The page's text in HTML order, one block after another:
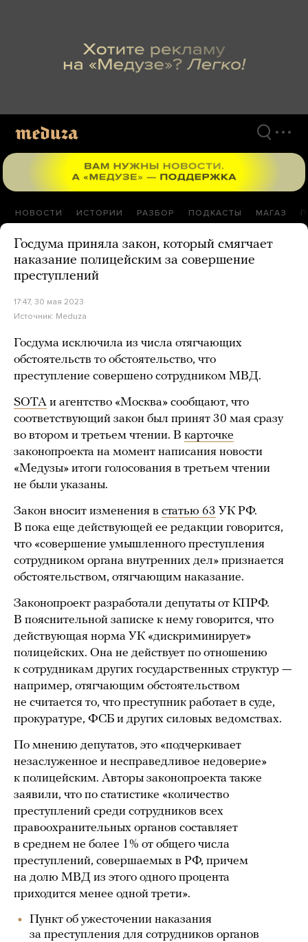
НОВОСТИ ИСТОРИИ РАЗБОР ПОДКАСТЫ МАГАЗ
Госдума приняла закон, который смягчает
наказание полицейским за совершение
преступлений
17:47, 30 мая 2023
Источник: Meduza
Госдума исключила из числа отягчающих
обстоятельств то обстоятельство, что
преступление совершено сотрудником МВД.
SOTA и агентство «Москва» сообщают, что
соответствующий закон был принят 30 мая сразу
во втором и третьем чтении. В карточке
законопроекта на момент написания новости
«Медузы» итоги голосования в третьем чтении
не были указаны.
Закон вносит изменения в статью 63 УК РФ.
В пока еще действующей ее редакции говорится,
что «совершение умышленного преступления
сотрудником органа внутренних дел» признается
обстоятельством, отягчающим наказание.
Законопроект разработали депутаты от КПРФ.
В пояснительной записке к нему говорится, что
действующая норма УК «дискриминирует»
полицейских. Она не действует по отношению
к сотрудникам других государственных структур —
например, отягчающим обстоятельством
не считается то, что преступник работает в суде,
прокуратуре, ФСБ и других силовых ведомствах.
По мнению депутатов, это «подчеркивает
незаслуженное и несправедливое недоверие»
к полицейским. Авторы законопроекта также
заявили, что по статистике «количество
преступлений среди сотрудников всех
правоохранительных органов составляет
в среднем не более 1% от общего числа
преступлений, совершаемых в РФ, причем
на долю МВД из этого одного процента
приходится менее одной трети».
Пункт об ужесточении наказания
за преступления для сотрудников органов